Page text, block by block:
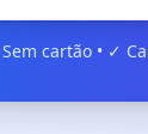
cartão • ✓